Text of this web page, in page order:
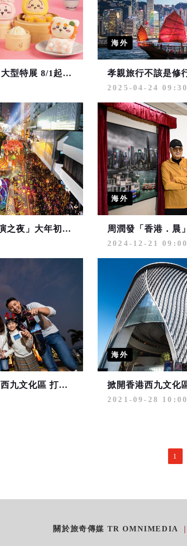
「CHIIKAWA DAYS」大型特展 8/1起登陸尖沙咀 插畫家Nagano親筆創作香港飲茶系列紀念品
海外
2025-04-24 09:30
香港「國泰新春國際匯演之夜」大年初一晚間登場 55組表演團體及花車 旅客沿遊行路線免費觀賞
海外
2024-12-21 09:00
香港繽紛冬日巡禮 移師西九文化區 打造巨型聖誕樹及聖誕小鎮
海外
2021-09-28 10:00
1
關於旅奇傳媒 TR OMNIMEDIA